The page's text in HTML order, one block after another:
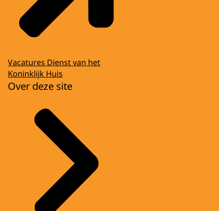
Vacatures Dienst van het
Koninklijk Huis
Over deze site